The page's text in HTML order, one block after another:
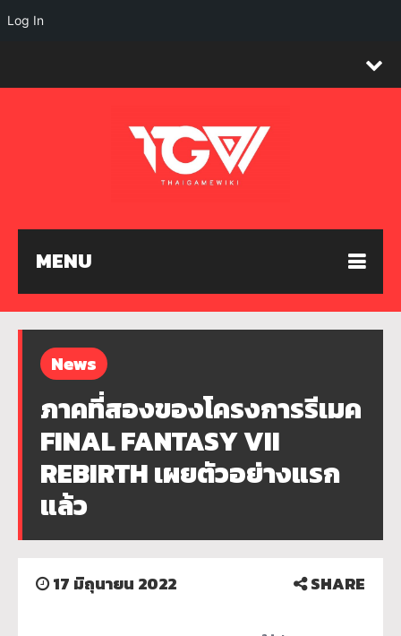
MENU
News
ภาคที่สองของโครงการรีเมค
FINAL FANTASY VII
REBIRTH เผยตัวอย่างแรก
แล้ว
17 มิถุนายน 2022 SHARE
Log In